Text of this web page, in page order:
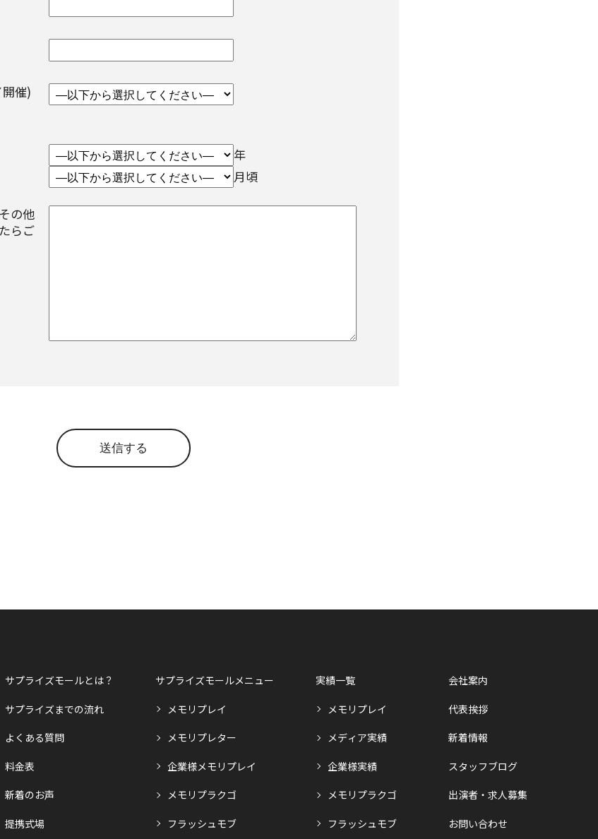
催)
年
月頃
の他
らご
サプライズモールとは？
サプライズまでの流れ
よくある質問
料金表
新着のお声
提携式場
サプライズモールメニュー
メモリプレイ
メモリプレター
企業様メモリプレイ
メモリプラクゴ
フラッシュモブ
実績一覧
メモリプレイ
メディア実績
企業様実績
メモリプラクゴ
フラッシュモブ
会社案内
代表挨拶
新着情報
スタッフブログ
出演者・求人募集
お問い合わせ